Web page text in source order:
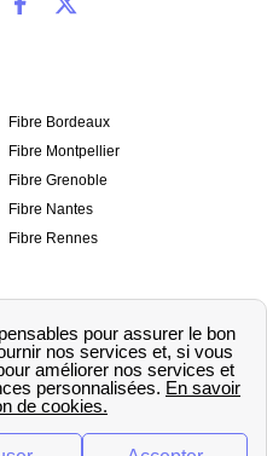
Fibre Bordeaux
Fibre Montpellier
Fibre Grenoble
Fibre Nantes
Fibre Rennes
Mentions légales
Traitement des avis
2026 – Tous